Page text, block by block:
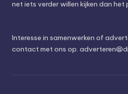
net iets verder willen kijken dan het
Interesse in samenwerken of
contact met ons op.